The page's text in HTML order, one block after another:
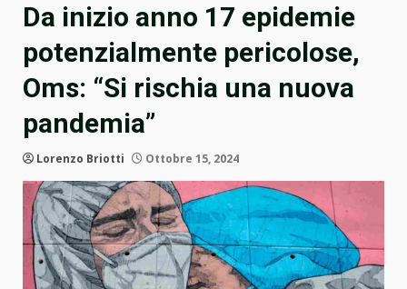
Da inizio anno 17 epidemie
potenzialmente pericolose,
Oms: “Si rischia una nuova
pandemia”
Lorenzo Briotti Ottobre 15, 2024